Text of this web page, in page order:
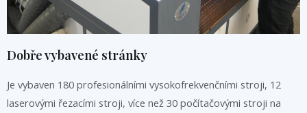
Dobře vybavené stránky
Je vybaven 180 profesionálními vysokofrekvenčními stroji, 12
laserovými řezacími stroji, více než 30 počítačovými stroji na